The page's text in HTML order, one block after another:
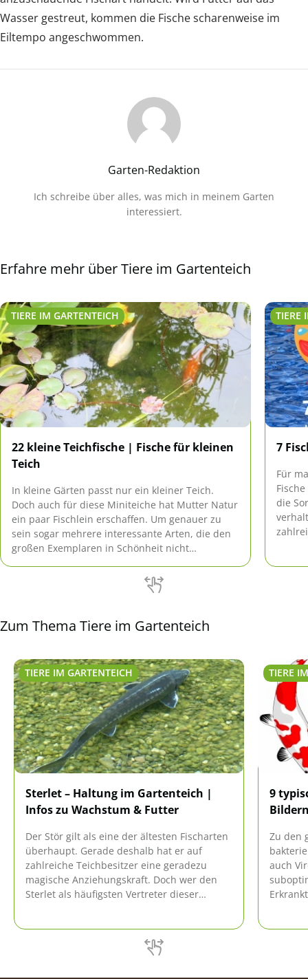
Wasser gestreut, kommen die Fische scharenweise im
Eiltempo angeschwommen.
Garten-Redaktion
Ich schreibe über alles, was mich in meinem Garten
interessiert.
Erfahre mehr über Tiere im Gartenteich
TIERE IM GARTENTEICH
22 kleine Teichfische | Fische für kleinen
Teich
In kleine Gärten passt nur ein kleiner Teich.
Doch auch für diese Miniteiche hat Mutter Natur
ein paar Fischlein erschaffen. Um genauer zu
sein sogar mehrere interessante Arten, die den
großen Exemplaren in Schönheit nicht
TIERE
7
Für
die
Zum Thema Tiere im Gartenteich
TIERE IM GARTENTEICH
Sterlet – Haltung im Gartenteich |
Infos zu Wachstum & Futter
Der Stör gilt als eine der ältesten Fischarten
überhaupt. Gerade deshalb hat er auf
zahlreiche Teichbesitzer eine geradezu
magische Anziehungskraft. Doch wer den
Sterlet als häufigsten Vertreter dieser
TIERE
9
Zu den
auch